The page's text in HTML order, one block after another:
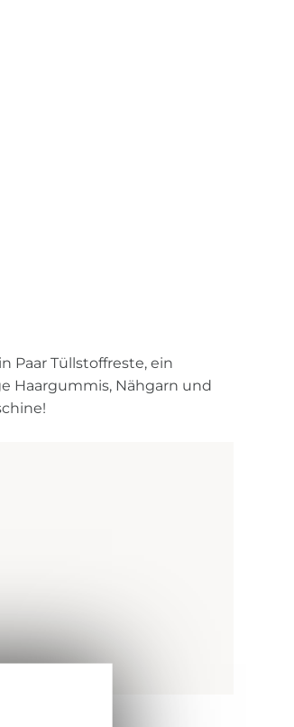
Paar Tüllstoffreste, ein
Haargummis, Nähgarn und